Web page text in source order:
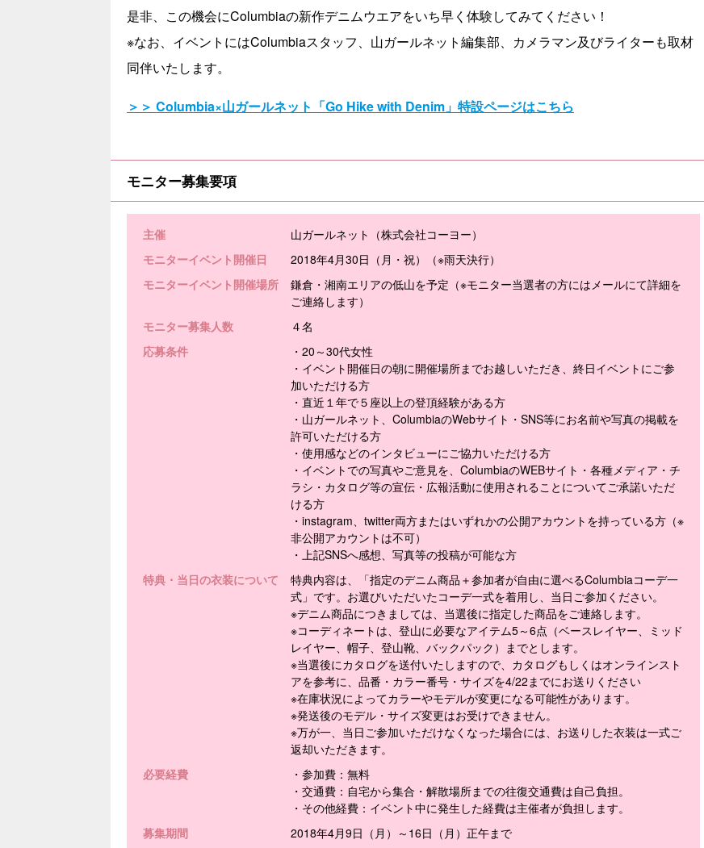
是非、この機会にColumbiaの新作デニムウエアをいち早く体験してみてください！
※なお、イベントにはColumbiaスタッフ、山ガールネット編集部、カメラマン及びライターも取材
同伴いたします。
＞＞ Columbia×山ガールネット「Go Hike with Denim」特設ページはこちら
モニター募集要項
主催
山ガールネット（株式会社コーヨー）
モニターイベント開催日
2018年4月30日（月・祝）（※雨天決行）
モニターイベント開催場所
鎌倉・湘南エリアの低山を予定（※モニター当選者の方にはメールにて詳細を
ご連絡します）
モニター募集人数
４名
応募条件
・20～30代女性
・イベント開催日の朝に開催場所までお越しいただき、終日イベントにご参
加いただける方
・直近１年で５座以上の登頂経験がある方
・山ガールネット、ColumbiaのWebサイト・SNS等にお名前や写真の掲載を
許可いただける方
・使用感などのインタビューにご協力いただける方
・イベントでの写真やご意見を、ColumbiaのWEBサイト・各種メディア・チ
ラシ・カタログ等の宣伝・広報活動に使用されることについてご承諾いただ
ける方
・instagram、twitter両方またはいずれかの公開アカウントを持っている方（※
非公開アカウントは不可）
・上記SNSへ感想、写真等の投稿が可能な方
特典・当日の衣装について
特典内容は、「指定のデニム商品＋参加者が自由に選べるColumbiaコーデ一
式」です。お選びいただいたコーデ一式を着用し、当日ご参加ください。
※デニム商品につきましては、当選後に指定した商品をご連絡します。
※コーディネートは、登山に必要なアイテム5～6点（ベースレイヤー、ミッド
レイヤー、帽子、登山靴、バックパック）までとします。
※当選後にカタログを送付いたしますので、カタログもしくはオンラインスト
アを参考に、品番・カラー番号・サイズを4/22までにお送りください
※在庫状況によってカラーやモデルが変更になる可能性があります。
※発送後のモデル・サイズ変更はお受けできません。
※万が一、当日ご参加いただけなくなった場合には、お送りした衣装は一式ご
返却いただきます。
必要経費
・参加費：無料
・交通費：自宅から集合・解散場所までの往復交通費は自己負担。
・その他経費：イベント中に発生した経費は主催者が負担します。
募集期間
2018年4月9日（月）～16日（月）正午まで